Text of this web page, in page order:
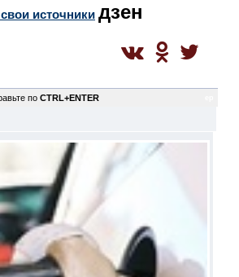
источники дзен
по CTRL+ENTER